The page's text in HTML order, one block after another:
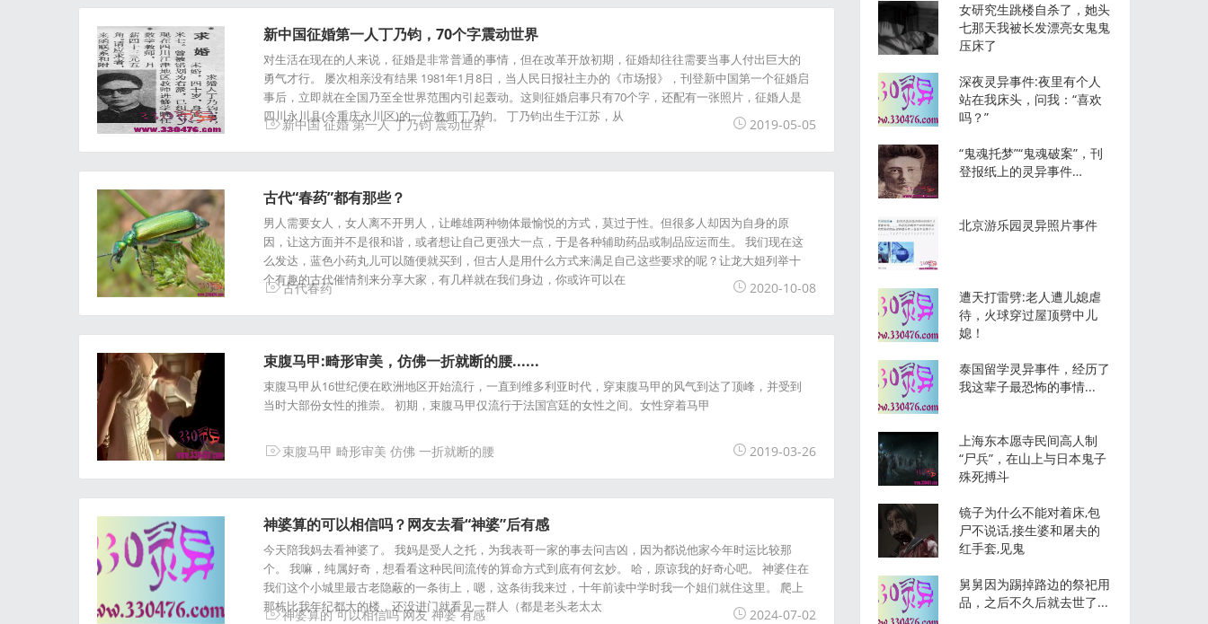
新中国征婚第一人丁乃钧，70个字震动世界
对生活在现在的人来说，征婚是非常普通的事情，但在改革开放初期，征婚却往往需要当事人付出巨大的
勇气才行。 屡次相亲没有结果 1981年1月8日，当人民日报社主办的《市场报》，刊登新中国第一个征婚启
事后，立即就在全国乃至全世界范围内引起轰动。这则征婚启事只有70个字，还配有一张照片，征婚人是
四川永川县(今重庆永川区)的一位教师丁乃钧。 丁乃钧出生于江苏，从
新中国 征婚 第一人 丁乃钧 震动世界 2019-05-05
古代“春药”都有那些？
男人需要女人，女人离不开男人，让雌雄两种物体最愉悦的方式，莫过于性。但很多人却因为自身的原
因，让这方面并不是很和谐，或者想让自己更强大一点，于是各种辅助药品或制品应运而生。 我们现在这
么发达，蓝色小药丸儿可以随便就买到，但古人是用什么方式来满足自己这些要求的呢？让龙大姐列举十
个有趣的古代催情剂来分享大家，有几样就在我们身边，你或许可以在
古代春药 2020-10-08
束腹马甲:畸形审美，仿佛一折就断的腰......
束腹马甲从16世纪便在欧洲地区开始流行，一直到维多利亚时代，穿束腹马甲的风气到达了顶峰，并受到
当时大部份女性的推崇。 初期，束腹马甲仅流行于法国宫廷的女性之间。女性穿着马甲
束腹马甲 畸形审美 仿佛 一折就断的腰 2019-03-26
神婆算的可以相信吗？网友去看“神婆”后有感
今天陪我妈去看神婆了。 我妈是受人之托，为我表哥一家的事去问吉凶，因为都说他家今年时运比较那
个。 我嘛，纯属好奇，想看看这种民间流传的算命方式到底有何玄妙。 哈，原谅我的好奇心吧。 神婆住在
我们这个小城里最古老隐蔽的一条街上，嗯，这条街我来过，十年前读中学时我一个姐们就住这里。 爬上
那栋比我年纪都大的楼，还没进门就看见一群人（都是老头老太太
神婆算的 可以相信吗 网友 神婆 有感 2024-07-02
女研究生跳楼自杀了，她头
七那天我被长发漂亮女鬼鬼
压床了
深夜灵异事件:夜里有个人
站在我床头，问我：“喜欢
吗？”
“鬼魂托梦”“鬼魂破案”，刊
登报纸上的灵异事件…
北京游乐园灵异照片事件
遭天打雷劈:老人遭儿媳虐
待，火球穿过屋顶劈中儿
媳！
泰国留学灵异事件，经历了
我这辈子最恐怖的事情...
上海东本愿寺民间高人制
“尸兵”，在山上与日本鬼子
殊死搏斗
镜子为什么不能对着床,包
尸不说话,接生婆和屠夫的
红手套,见鬼
舅舅因为踢掉路边的祭祀用
品，之后不久后就去世了...